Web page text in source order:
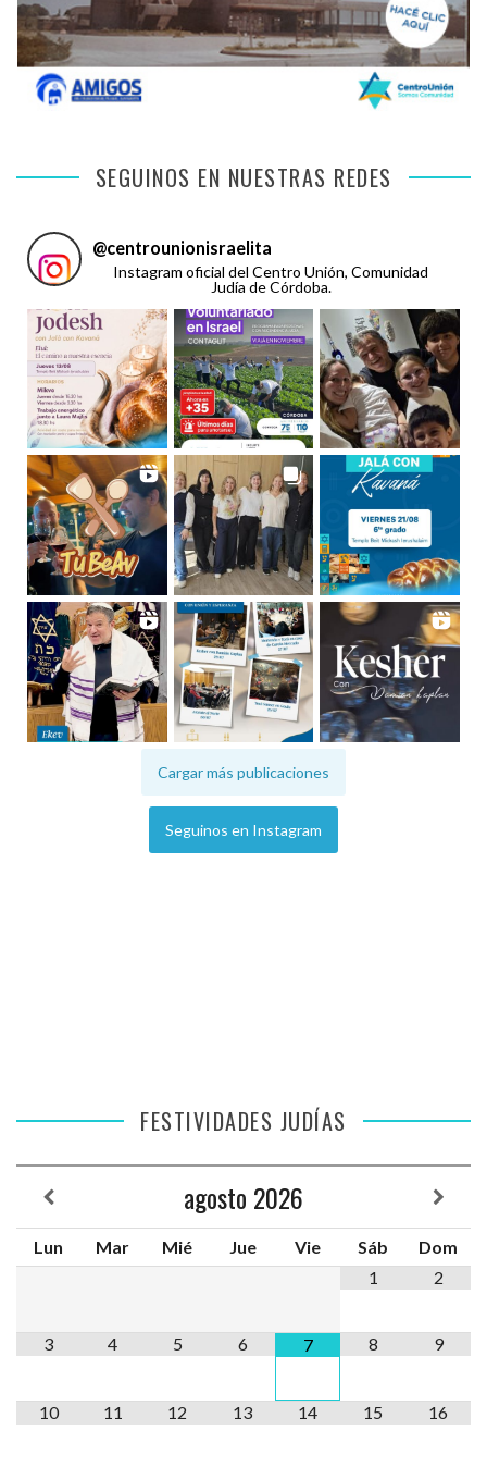
SEGUINOS EN NUESTRAS REDES
@centrounionisraelita
Instagram oficial del Centro Unión, Comunidad
Judía de Córdoba.
Cargar más publicaciones
Seguinos en Instagram
FESTIVIDADES JUDÍAS
agosto 2026
Lun Mar Mié Jue Vie Sáb
Dom
1
2
3 4 5 6 7 8 9
10 11 12 13 14 15 16